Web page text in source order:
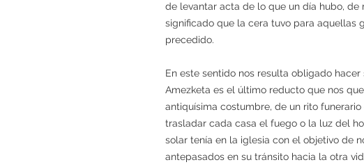
de levantar acta de lo que un día hubo, de
significado que la cera tuvo para aquellas
precedido.
En este sentido nos resulta obligado
Amezketa es el último reducto que nos
antiquísima costumbre, de un rito
trasladar cada casa el fuego o la luz del
solar tenía en la iglesia con el objetivo de
antepasados en su tránsito hacia la otra